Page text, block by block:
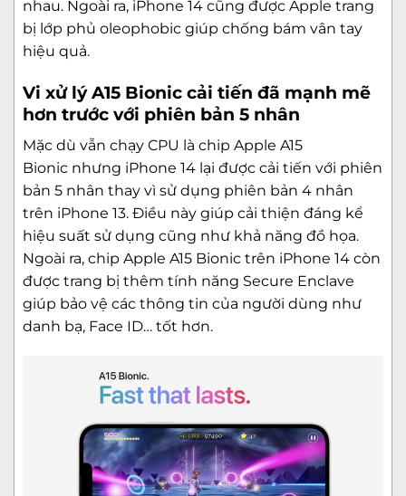
nhau. Ngoài ra, iPhone 14 cũng được Apple trang
bị lớp phủ oleophobic giúp chống bám vân tay
hiệu quả.
Vi xử lý A15 Bionic cải tiến đã mạnh mẽ
hơn trước với phiên bản 5 nhân
Mặc dù vẫn chạy CPU là chip Apple A15
Bionic nhưng iPhone 14 lại được cải tiến với phiên
bản 5 nhân thay vì sử dụng phiên bản 4 nhân
trên iPhone 13. Điều này giúp cải thiện đáng kể
hiệu suất sử dụng cũng như khả năng đồ họa.
Ngoài ra, chip Apple A15 Bionic trên iPhone 14 còn
được trang bị thêm tính năng Secure Enclave
giúp bảo vệ các thông tin của người dùng như
danh bạ, Face ID… tốt hơn.